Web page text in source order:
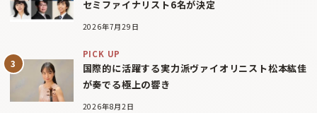
セミファイナリスト6名が決定
2026年7月29日
PICK UP
国際的に活躍する実力派ヴァイオリニスト松本紘佳
が奏でる極上の響き
2026年8月2日